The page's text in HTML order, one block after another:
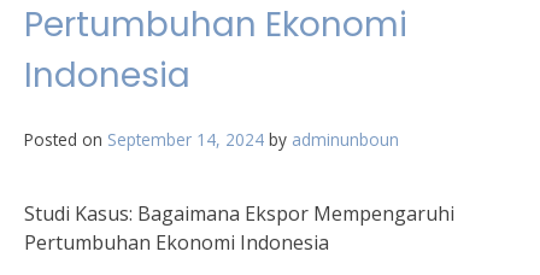
Pertumbuhan Ekonomi
Indonesia
Posted on September 14, 2024 by adminunboun
Studi Kasus: Bagaimana Ekspor Mempengaruhi
Pertumbuhan Ekonomi Indonesia